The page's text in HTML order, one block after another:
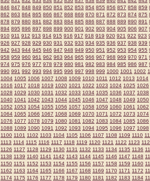
846 847 848 849 850 851 852 853 854 855 856 857 858 859
862 863 864 865 866 867 868 869 870 871 872 873 874 875
878 879 880 881 882 883 884 885 886 887 888 889 890 891
894 895 896 897 898 899 900 901 902 903 904 905 906 907
910 911 912 913 914 915 916 917 918 919 920 921 922 923
926 927 928 929 930 931 932 933 934 935 936 937 938 939
942 943 944 945 946 947 948 949 950 951 952 953 954 955
958 959 960 961 962 963 964 965 966 967 968 969 970 971
974 975 976 977 978 979 980 981 982 983 984 985 986 987
990 991 992 993 994 995 996 997 998 999 1000 1001 1002
1004 1005 1006 1007 1008 1009 1010 1011 1012 1013 1014
1016 1017 1018 1019 1020 1021 1022 1023 1024 1025 1026
1028 1029 1030 1031 1032 1033 1034 1035 1036 1037 1038
1040 1041 1042 1043 1044 1045 1046 1047 1048 1049 1050
1052 1053 1054 1055 1056 1057 1058 1059 1060 1061 1062
1064 1065 1066 1067 1068 1069 1070 1071 1072 1073 1074
1076 1077 1078 1079 1080 1081 1082 1083 1084 1085 1086
1088 1089 1090 1091 1092 1093 1094 1095 1096 1097 1098
1100 1101 1102 1103 1104 1105 1106 1107 1108 1109 1110
1113 1114 1115 1116 1117 1118 1119 1120 1121 1122 1123
1126 1127 1128 1129 1130 1131 1132 1133 1134 1135 1136
1138 1139 1140 1141 1142 1143 1144 1145 1146 1147 1148
1150 1151 1152 1153 1154 1155 1156 1157 1158 1159 1160
1162 1163 1164 1165 1166 1167 1168 1169 1170 1171 1172
1174 1175 1176 1177 1178 1179 1180 1181 1182 1183 1184